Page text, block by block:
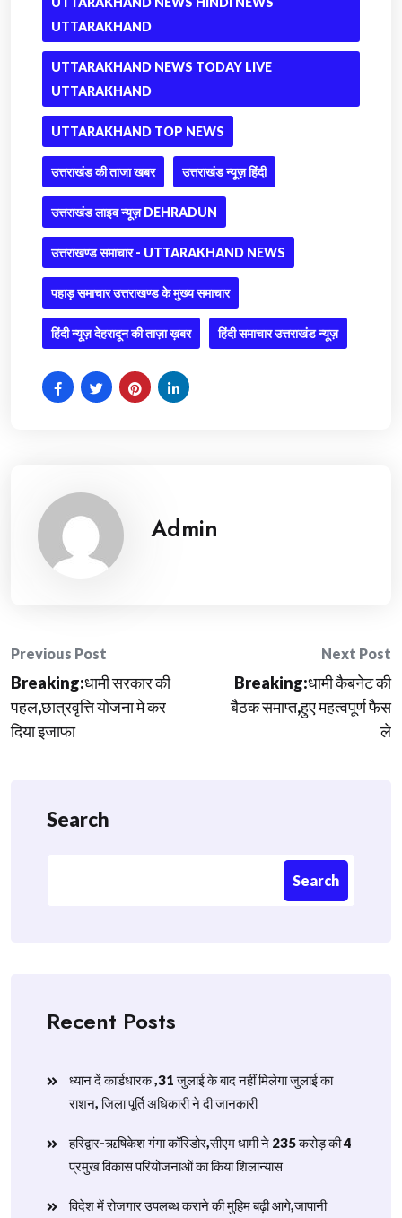
UTTARAKHAND
UTTARAKHAND NEWS TODAY LIVE
UTTARAKHAND
UTTARAKHAND TOP NEWS
उत्तराखंड की ताजा खबर उत्तराखंड न्यूज़ हिंदी
उत्तराखंड लाइव न्यूज़ DEHRADUN
उत्तराखण्ड समाचार - UTTARAKHAND NEWS
पहाड़ समाचार उत्तराखण्ड के मुख्य समाचार
हिंदी न्यूज़ देहरादून की ताज़ा ख़बर हिंदी समाचार उत्तराखंड न्यूज़
Admin
Post
navigation
Previous Post
Breaking:धामी सरकार की
पहल,छात्रवृत्ति योजना मे कर
दिया इजाफा
Next Post
Breaking:धामी कैबनेट की
बैठक समाप्त,हुए महत्वपूर्ण फैस
ले
Search
Search
Recent Posts
ध्यान दें कार्डधारक ,31 जुलाई के बाद नहीं मिलेगा जुलाई का
राशन, जिला पूर्ति अधिकारी ने दी जानकारी
हरिद्वार-ऋषिकेश गंगा कॉरिडोर,सीएम धामी ने 235 करोड़ की 4
प्रमुख विकास परियोजनाओं का किया शिलान्यास
विदेश में रोजगार उपलब्ध कराने की मुहिम बढ़ी आगे,जापानी